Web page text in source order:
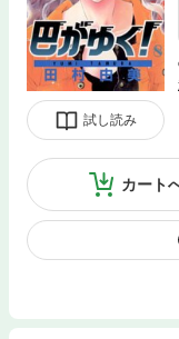
試し読み
カート